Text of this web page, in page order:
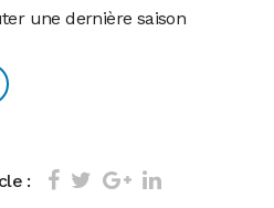
une dernière saison
: